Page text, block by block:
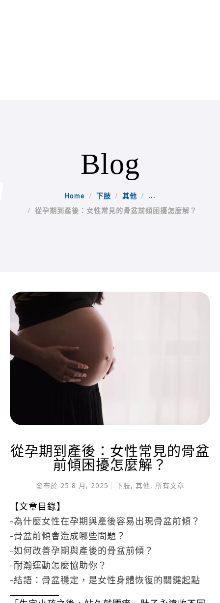
Blog
Home 下肢 其他
...
從孕期到產後：女性常見的骨盆前傾困擾怎麼解？
從孕期到產後：女性常見的骨盆
前傾困擾怎麼解？
發布於 25 8 月, 2025 下肢, 其他, 所有文章
【文章目錄】
-為什麼女性在孕期與產後容易出現骨盆前傾？
-骨盆前傾會造成哪些問題？
-如何改善孕期與產後的骨盆前傾？
-耐瀚運動怎麼協助你？
-結語：骨盆穩定，是女性身體恢復的關鍵起點